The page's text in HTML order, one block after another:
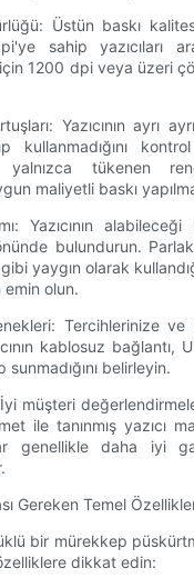
Üstün baskı
sahip yazıcıları
1200 dpi veya üzeri
Yazıcının ayrı
kullanmadığını
yalnızca tükenen
maliyetli baskı
Yazıcının
bulundurun.
yaygın olarak
olun.
Tercihlerinize ve
kablosuz bağlantı,
belirleyin.
müşteri
ile tanınmış yazıcı
genellikle daha iyi
Gereken Temel
bir mürekkep
dikkat edin: